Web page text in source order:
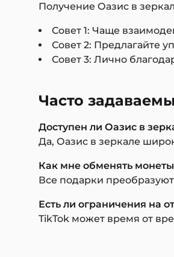
Получение Оазис в
Совет 1: Чаще
Совет 2: Предлагайте
Совет 3: Лично
Часто
Доступен ли Оазис в
Да, Оазис в зеркале
Как мне обменять
Все подарки
Есть ли ограничения на
TikTok может время от